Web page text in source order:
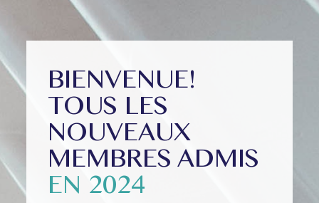
BIENVENUE!
TOUS LES
NOUVEAUX
MEMBRES ADMIS
EN 2024